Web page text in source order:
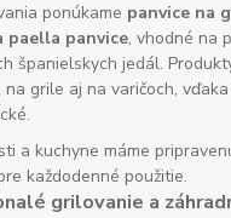
ponúkame panvice na
paella panvice, vhodné na
španielskych jedál.
grile aj na varičoch,
a kuchyne máme
každodenné použitie.
grilovanie a